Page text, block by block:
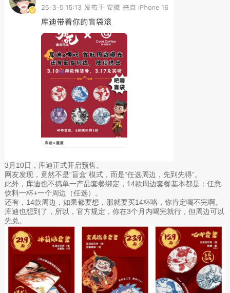
3月10日，库迪正式开启预售。
网友发现，竟然不是“盲盒”模式，而是“任选周边，先到先得”。
此外，库迪也不搞单一产品套餐绑定，14款周边套餐基本都是：任意
饮料一杯+一个周边（任选）。
还有，14款周边，如果都要想，那就要买14杯咯，你肯定喝不完啊。
库迪也想到了，所以，官方规定，你在3个月内喝完就行，但周边可以
先兑。